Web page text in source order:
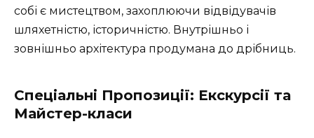
собі є мистецтвом, захоплюючи відвідувачів
шляхетністю, історичністю. Внутрішньо і
зовнішньо архітектура продумана до дрібниць.
Спеціальні Пропозиції: Екскурсії та
Майстер-класи